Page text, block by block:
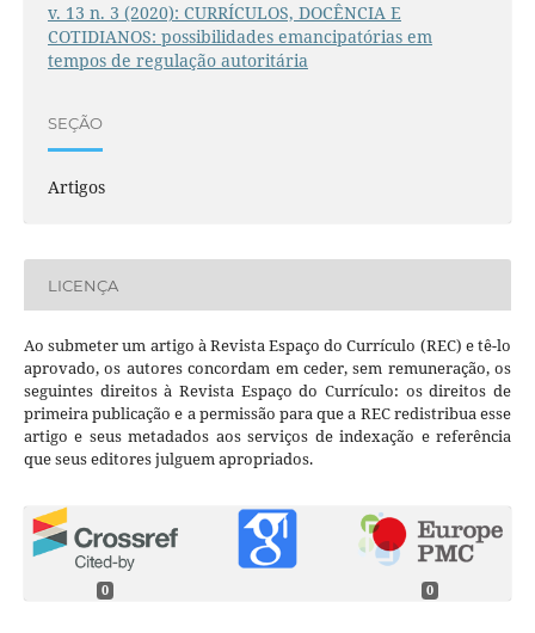
v. 13 n. 3 (2020): CURRÍCULOS, DOCÊNCIA E
COTIDIANOS: possibilidades emancipatórias em
tempos de regulação autoritária
SEÇÃO
Artigos
LICENÇA
Ao submeter um artigo à Revista Espaço do Currículo (REC) e tê-lo
aprovado, os autores concordam em ceder, sem remuneração, os
seguintes direitos à Revista Espaço do Currículo: os direitos de
primeira publicação e a permissão para que a REC redistribua esse
artigo e seus metadados aos serviços de indexação e referência
que seus editores julguem apropriados.
0 0